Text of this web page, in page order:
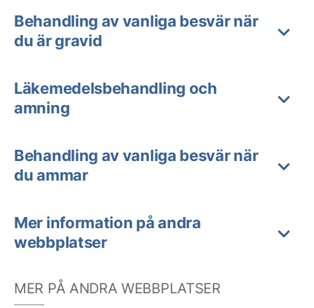
Behandling av vanliga besvär när
du är gravid
Läkemedelsbehandling och
amning
Behandling av vanliga besvär när
du ammar
Mer information på andra
webbplatser
MER PÅ ANDRA WEBBPLATSER